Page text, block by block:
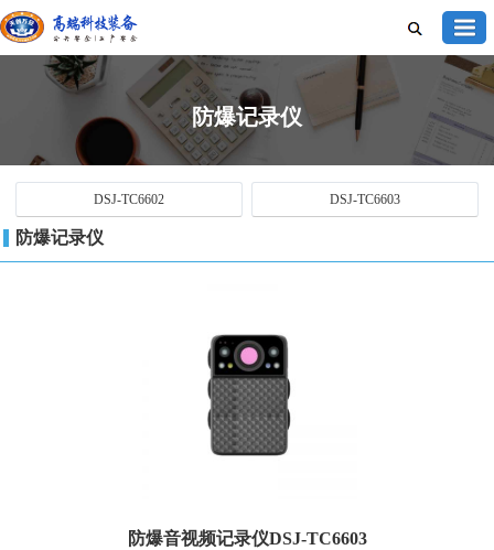
防爆记录仪
DSJ-TC6602 DSJ-TC6603
防爆记录仪
防爆音视频记录仪DSJ-TC6603